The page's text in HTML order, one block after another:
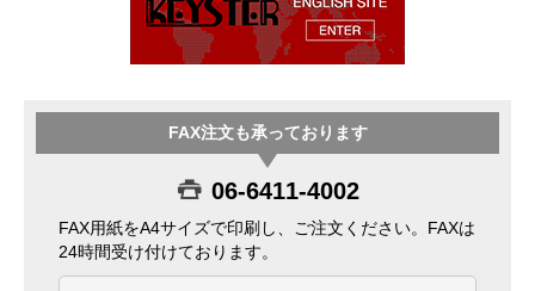
FAX注文も承っております
06-6411-4002
FAX用紙をA4サイズで印刷し、ご注文ください。FAXは
24時間受け付けております。